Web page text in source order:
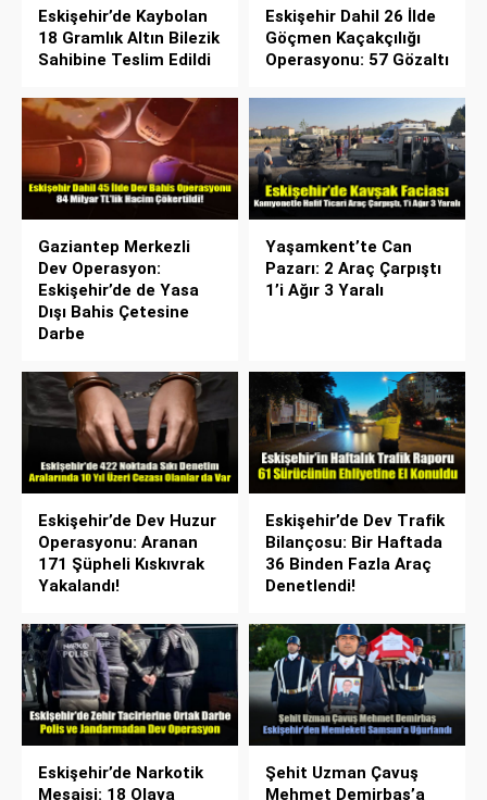
Eskişehir’de Kaybolan
18 Gramlık Altın Bilezik
Sahibine Teslim Edildi
Eskişehir Dahil 26 İlde
Göçmen Kaçakçılığı
Operasyonu: 57 Gözaltı
Gaziantep Merkezli
Dev Operasyon:
Eskişehir’de de Yasa
Dışı Bahis Çetesine
Darbe
Yaşamkent’te Can
Pazarı: 2 Araç Çarpıştı
1’i Ağır 3 Yaralı
Eskişehir’de Dev Huzur
Operasyonu: Aranan
171 Şüpheli Kıskıvrak
Yakalandı!
Eskişehir’de Dev Trafik
Bilançosu: Bir Haftada
36 Binden Fazla Araç
Denetlendi!
Eskişehir’de Narkotik
Mesaisi: 18 Olaya
Şehit Uzman Çavuş
Mehmet Demirbaş’a